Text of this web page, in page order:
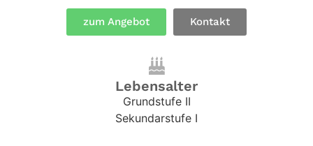
zum Angebot Kontakt
Lebensalter
Grundstufe II
Sekundarstufe I